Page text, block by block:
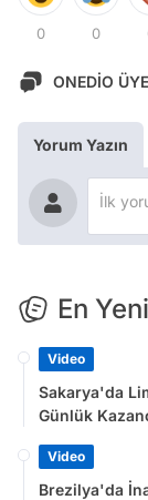
0 0
ONEDİO
Yorum Yazın
En
Video
Sakarya'da
Günlük
Video
Brezilya'da